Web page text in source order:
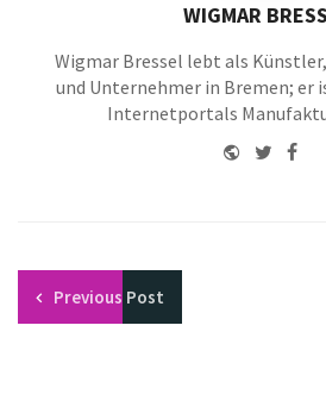
WIGMAR
Wigmar Bressel lebt als
und Unternehmer in Bremen; er
Internetportals
WebsiteTwitter
Previous Post